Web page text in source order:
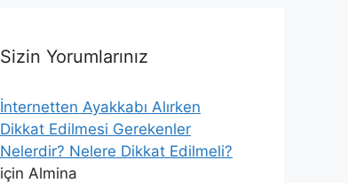
Sizin Yorumlarınız
İnternetten Ayakkabı Alırken
Dikkat Edilmesi Gerekenler
Nelerdir? Nelere Dikkat Edilmeli?
için Almina